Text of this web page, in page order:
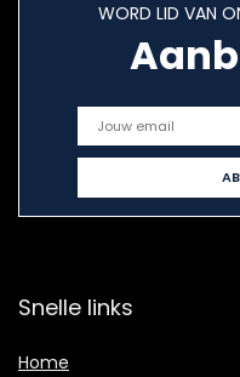
WORD LID VAN
Snelle links
Home